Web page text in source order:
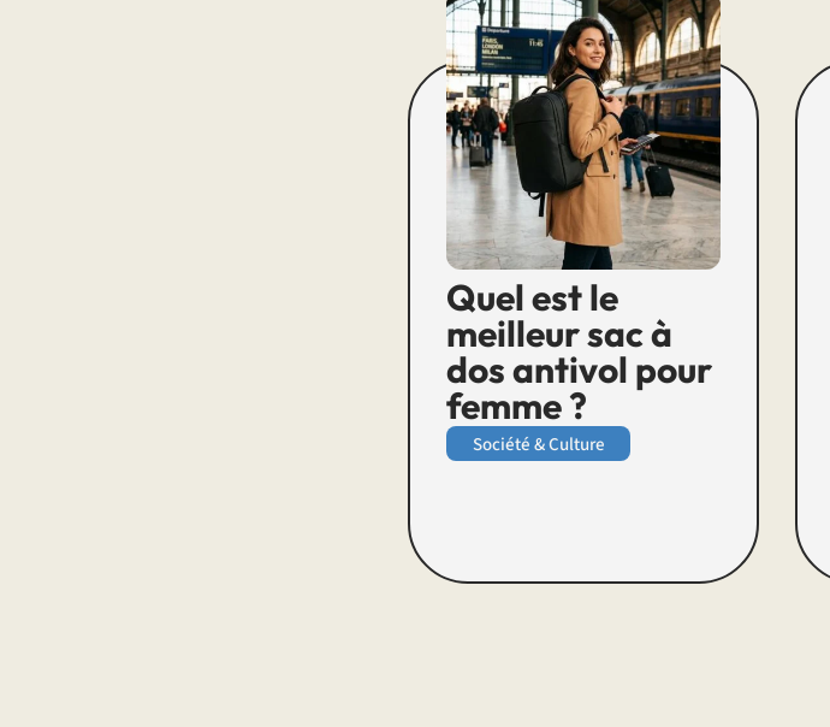
Quel est le
meilleur sac à
dos antivol pour
femme ?
Société & Culture